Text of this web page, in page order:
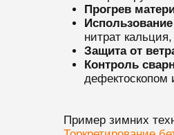
Прогрев
нитрат
Защита от
Контроль
дефектоскопом
Пример зимних